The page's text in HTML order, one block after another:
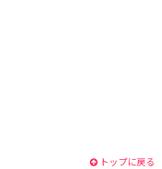
トップに戻る